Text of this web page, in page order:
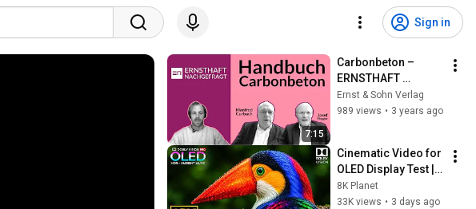
Sign in
7:15
Carbonbeton –
ERNSTHAFT
NACHGEFRAGT mit
Prof. Josef Hegger
Ernst & Sohn Verlag
989 views • 3 years ago
Cinematic Video for
OLED Display Test |
16K HDR 240fps
Dolby Vision (4K
8K Planet
33K views • 3 days ago